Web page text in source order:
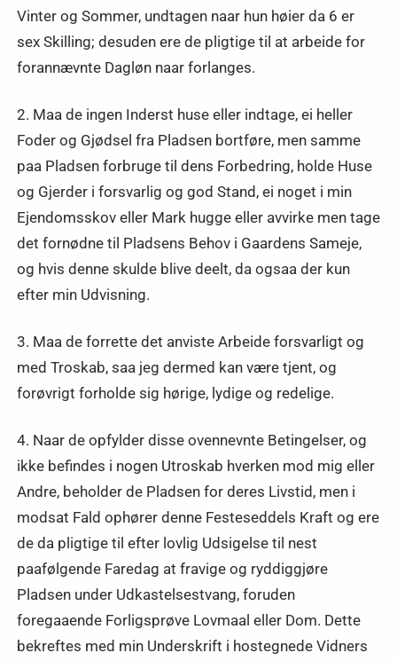
Vinter og Sommer, undtagen naar hun høier da 6 er
sex Skilling; desuden ere de pligtige til at arbeide for
forannævnte Dagløn naar forlanges.
2. Maa de ingen Inderst huse eller indtage, ei heller
Foder og Gjødsel fra Pladsen bortføre, men samme
paa Pladsen forbruge til dens Forbedring, holde Huse
og Gjerder i forsvarlig og god Stand, ei noget i min
Ejendomsskov eller Mark hugge eller avvirke men tage
det fornødne til Pladsens Behov i Gaardens Sameje,
og hvis denne skulde blive deelt, da ogsaa der kun
efter min Udvisning.
3. Maa de forrette det anviste Arbeide forsvarligt og
med Troskab, saa jeg dermed kan være tjent, og
forøvrigt forholde sig hørige, lydige og redelige.
4. Naar de opfylder disse ovennevnte Betingelser, og
ikke befindes i nogen Utroskab hverken mod mig eller
Andre, beholder de Pladsen for deres Livstid, men i
modsat Fald ophører denne Festeseddels Kraft og ere
de da pligtige til efter lovlig Udsigelse til nest
paafølgende Faredag at fravige og ryddiggjøre
Pladsen under Udkastelsestvang, foruden
foregaaende Forligsprøve Lovmaal eller Dom. Dette
bekreftes med min Underskrift i hostegnede Vidners